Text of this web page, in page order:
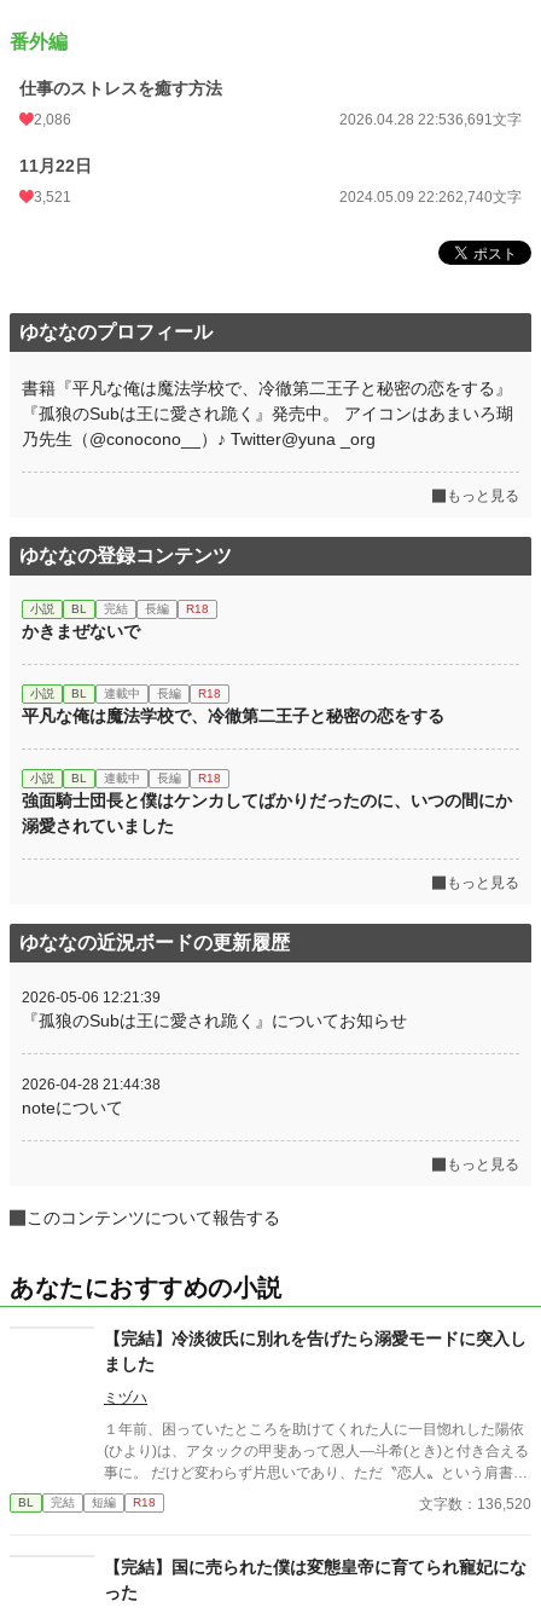
番外編
仕事のストレスを癒す方法
2,086 2026.04.28 22:536,691文字
11月22日
3,521 2024.05.09 22:262,740文字
ゆななのプロフィール
書籍『平凡な俺は魔法学校で、冷徹第二王子と秘密の恋をする』
『孤狼のSubは王に愛され跪く』発売中。 アイコンはあまいろ瑚
乃先生（@conocono__）♪ Twitter@yuna _org
もっと見る
ゆななの登録コンテンツ
小説 BL 完結 長編 R18
かきまぜないで
小説 BL 連載中 長編 R18
平凡な俺は魔法学校で、冷徹第二王子と秘密の恋をする
小説 BL 連載中 長編 R18
強面騎士団長と僕はケンカしてばかりだったのに、いつの間にか
溺愛されていました
もっと見る
ゆななの近況ボードの更新履歴
2026-05-06 12:21:39
『孤狼のSubは王に愛され跪く』についてお知らせ
2026-04-28 21:44:38
noteについて
もっと見る
このコンテンツについて報告する
あなたにおすすめの小説
【完結】冷淡彼氏に別れを告げたら溺愛モードに突入し
ました
ミヅハ
１年前、困っていたところを助けてくれた人に一目惚れした陽依
(ひより)は、アタックの甲斐あって恩人―斗希(とき)と付き合える
事に。 だけど変わらず片思いであり、ただ〝恋人〟という肩書き
があるだけの関係を最初は受け入れていた陽依だったが、１年経
っても変わらない事にそろそろ先を考えるべきかと思い悩む。 そ
べきではないと覚悟を決めて別れとも取れるメッセージを送った
のだが、斗希が訪れ⋯。 イケメンクールな年下溺愛攻×健気な年
上受 ※印は性的描写あり
BL 完結 短編 R18 文字数：136,520
【完結】国に売られた僕は変態皇帝に育てられ寵妃にな
った